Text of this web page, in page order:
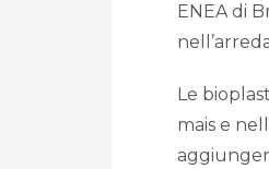
ENEA di
Le
mais e